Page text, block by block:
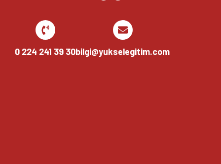
0 224 241 39 30bilgi@yukselegitim.com